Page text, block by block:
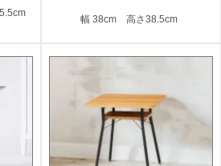
幅 38cm 高さ38.5cm